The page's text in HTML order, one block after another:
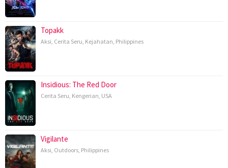
Topakk
Aksi, Cerita Seru, Kejahatan, Philippines
Insidious: The Red Door
Cerita Seru, Kengerian, USA
Vigilante
Aksi, Outdoors, Philippines